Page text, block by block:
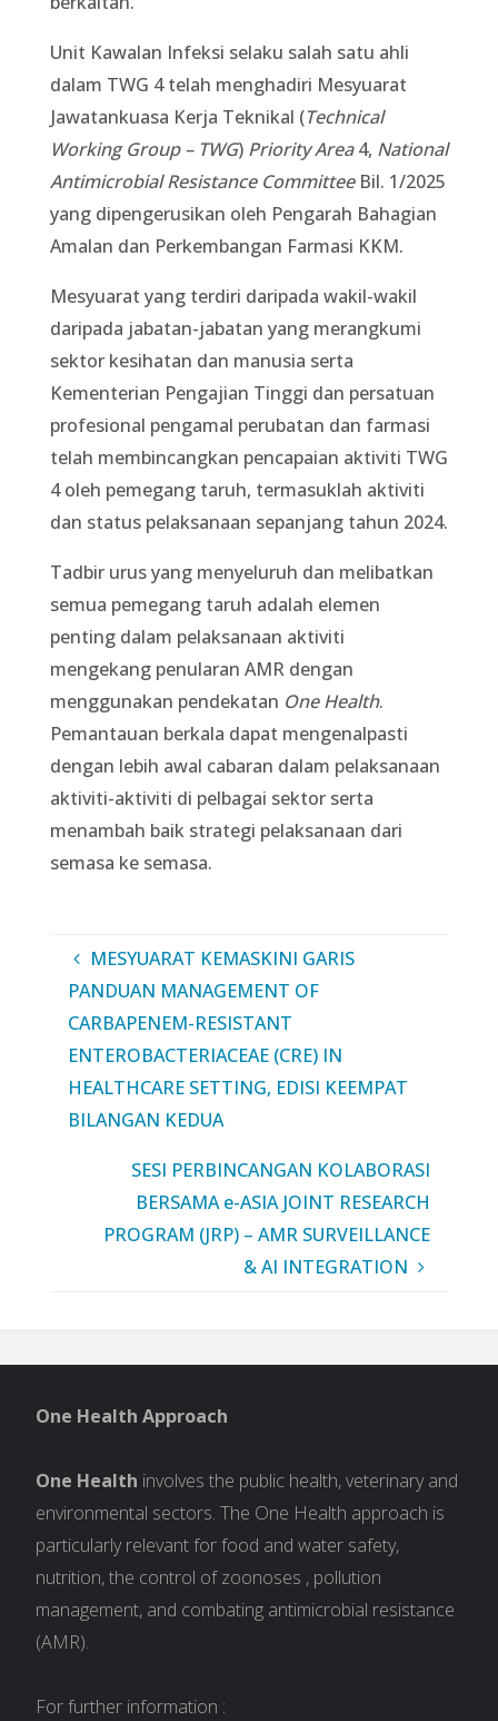
Unit Kawalan Infeksi selaku salah satu ahli
dalam TWG 4 telah menghadiri Mesyuarat
Jawatankuasa Kerja Teknikal (Technical
Working Group – TWG) Priority Area4, National
Antimicrobial Resistance CommitteeBil. 1/2025
yang dipengerusikan oleh Pengarah Bahagian
Amalan dan Perkembangan Farmasi KKM.
Mesyuarat yang terdiri daripada wakil-wakil
daripada jabatan-jabatan yang merangkumi
sektor kesihatan dan manusia serta
Kementerian Pengajian Tinggi dan persatuan
profesional pengamal perubatan dan farmasi
telah membincangkan pencapaian aktiviti TWG
4 oleh pemegang taruh, termasuklah aktiviti
dan status pelaksanaan sepanjang tahun 2024.
Tadbir urus yang menyeluruh dan melibatkan
semua pemegang taruh adalah elemen
penting dalam pelaksanaan aktiviti
mengekang penularan AMR dengan
menggunakan pendekatan One Health.
Pemantauan berkala dapat mengenalpasti
dengan lebih awal cabaran dalam pelaksanaan
aktiviti-aktiviti di pelbagai sektor serta
menambah baik strategi pelaksanaan dari
semasa ke semasa.
MESYUARAT KEMASKINI GARIS
PANDUAN MANAGEMENT OF
CARBAPENEM-RESISTANT
ENTEROBACTERIACEAE (CRE) IN
HEALTHCARE SETTING, EDISI KEEMPAT
BILANGAN KEDUA
SESI PERBINCANGAN KOLABORASI
BERSAMA e-ASIA JOINT RESEARCH
PROGRAM (JRP) – AMR SURVEILLANCE
& AI INTEGRATION
One Health Approach
One Health involves the public health, veterinary and
environmental sectors. The One Health approach is
particularly relevant for food and water safety,
nutrition, the control of zoonoses , pollution
management, and combating antimicrobial resistance
(AMR).
For further information :